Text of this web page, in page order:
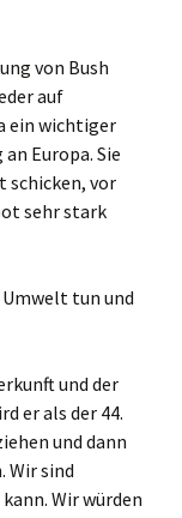
von Bush
auf
ein wichtiger
Europa. Sie
schicken, vor
sehr stark
tun und
und der
er als der 44.
und dann
Wir sind
Wir würden